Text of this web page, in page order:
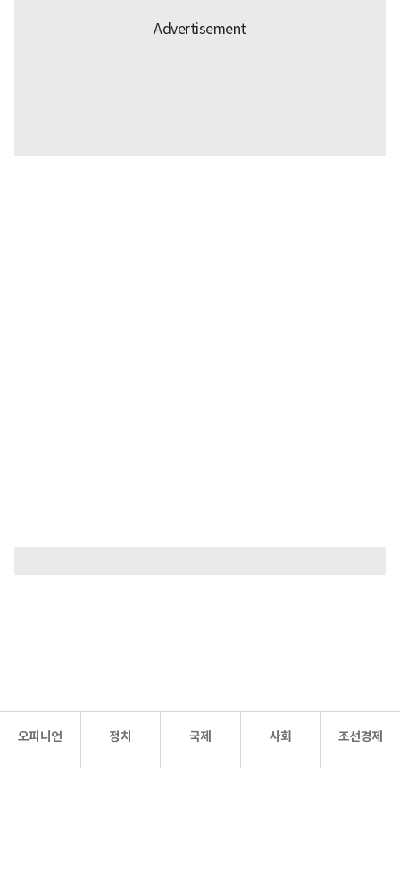
오피니언 정치 국제 사회 조선경제